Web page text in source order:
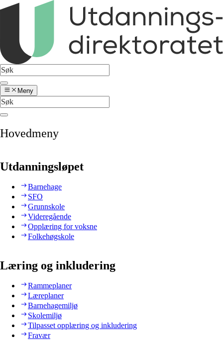
Meny
Hovedmeny
Utdanningsløpet
Barnehage
SFO
Grunnskole
Videregående
Opplæring for voksne
Folkehøgskole
Læring og inkludering
Rammeplaner
Læreplaner
Barnehagemiljø
Skolemiljø
Tilpasset opplæring og inkludering
Fravær